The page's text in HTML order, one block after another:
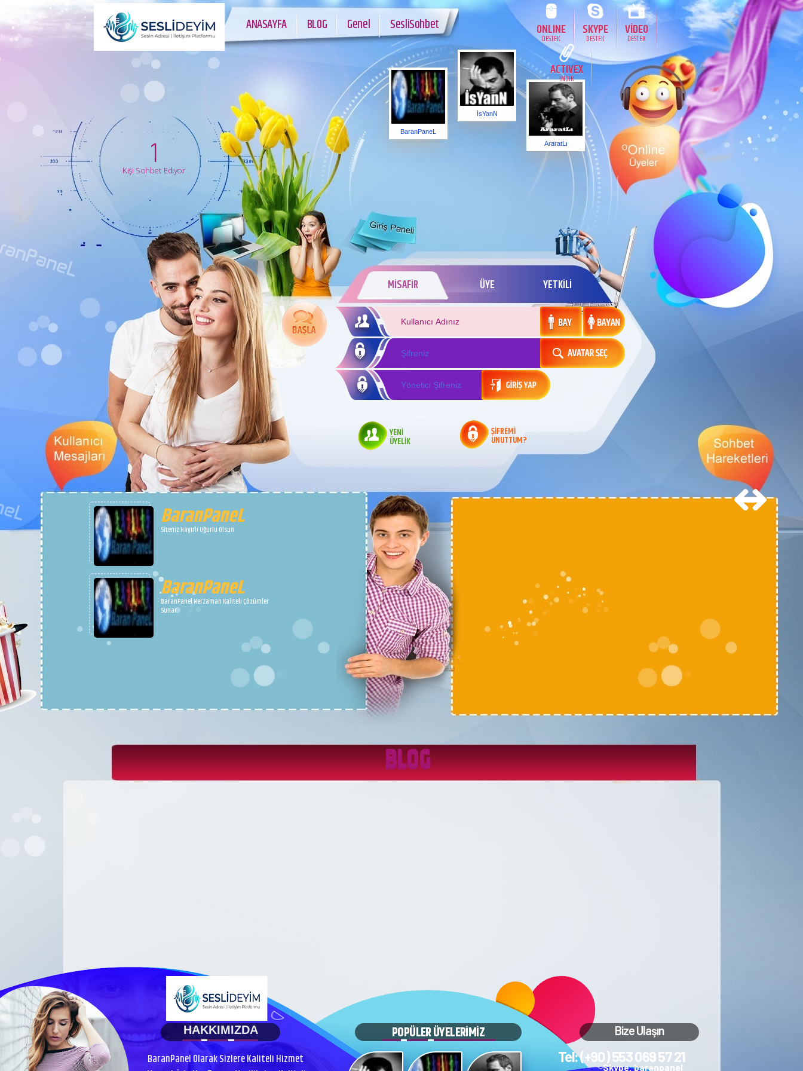
ONLINE
DESTEK
SKYPE
DESTEK
VİDEO
DESTEK
ACTIVEX
İNDİR
ANASAYFA BLOG Genel SesliSohbet
YENİ
ÜYELİK
ŞİFREMİ
UNUTTUM?
1
Kişi Sohbet Ediyor
MİSAFİR ÜYE YETKİLİ
BaranPaneL
İsYanN
AraratLı
BaranPaneL
Siteniz Hayırlı Uğurlu Olsun
BaranPaneL
BaranPanel Herzaman Kaliteli Çözümler
Sunar
BLOG
POPÜLER ÜYELERİMİZ Bize Ulaşın
Tel: (+90) 553 069 57 21
Skype: baranpanel
HAKKIMIZDA
BaranPanel Olarak Sizlere Kaliteli Hizmet